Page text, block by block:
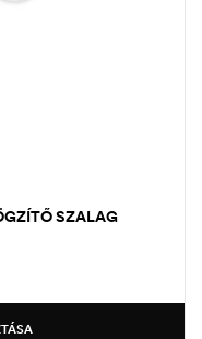
SZALAG